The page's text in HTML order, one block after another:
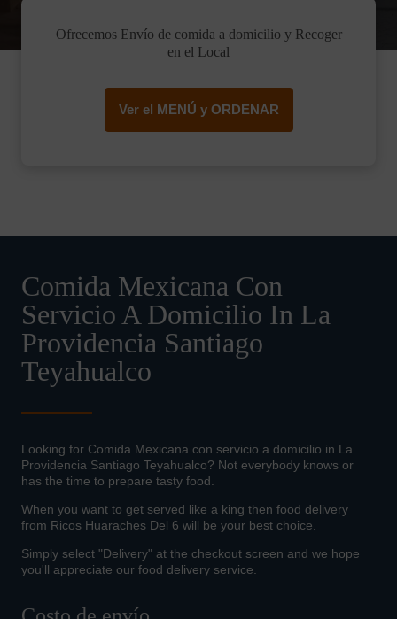
Ofrecemos Envío de comida a domicilio y Recoger
en el Local
Ver el MENÚ y ORDENAR
Comida Mexicana Con
Servicio A Domicilio In La
Providencia Santiago
Teyahualco
Looking for Comida Mexicana con servicio a domicilio in La
Providencia Santiago Teyahualco? Not everybody knows or
has the time to prepare tasty food.
When you want to get served like a king then food delivery
from Ricos Huaraches Del 6 will be your best choice.
Simply select "Delivery" at the checkout screen and we hope
you'll appreciate our food delivery service.